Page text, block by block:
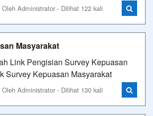
Administrator - Dilihat 122 kali
Masyarakat
Link Pengisian Survey Kepuasan
Survey Kepuasan Masyarakat
Administrator - Dilihat 130 kali